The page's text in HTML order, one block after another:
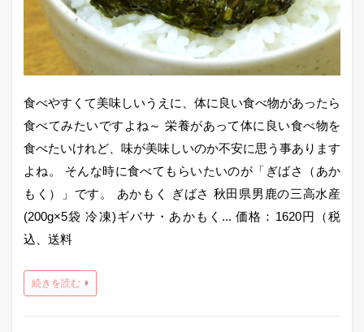
食べやすくて美味しいうえに、体に良い食べ物があったら
食べてみたいですよね～ 栄養があって体に良い食べ物を
食べたいけれど、味が美味しいのか不安に思う事あります
よね。 そんな時に食べてもらいたいのが「ぎばさ（あか
もく）」です。 あかもく ぎばさ 秋田県男鹿の三高水産
(200g×5袋 冷凍)ギバサ・あかもく... 価格：1620円（税
込、送料
続きを読む